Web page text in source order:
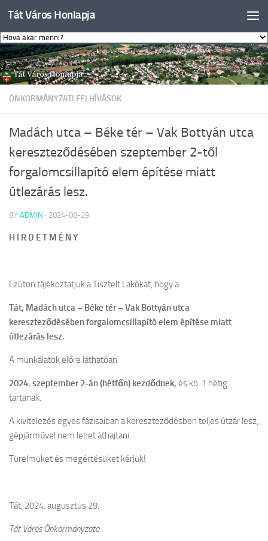
Skip to content
Tát Város Honlapja
ÖNKORMÁNYZATI FELHÍVÁSOK
Madách utca – Béke tér – Vak Bottyán utca
kereszteződésében szeptember 2-től
forgalomcsillapító elem építése miatt
útlezárás lesz.
BY ADMIN · 2024-08-29
H I R D E T M É N Y
Ezúton tájékoztatjuk a Tisztelt Lakókat, hogy a
Tát, Madách utca – Béke tér – Vak Bottyán utca
kereszteződésében forgalomcsillapító elem építése miatt
útlezárás lesz.
A munkálatok előre láthatóan
2024. szeptember 2-án (hétfőn) kezdődnek, és kb. 1 hétig
tartanak.
A kivitelezés egyes fázisaiban a kereszteződésben teljes útzár lesz,
gépjárművel nem lehet áthajtani.
Türelmüket és megértésüket kérjük!
Tát, 2024. augusztus 29.
Tát Város Önkormányzata